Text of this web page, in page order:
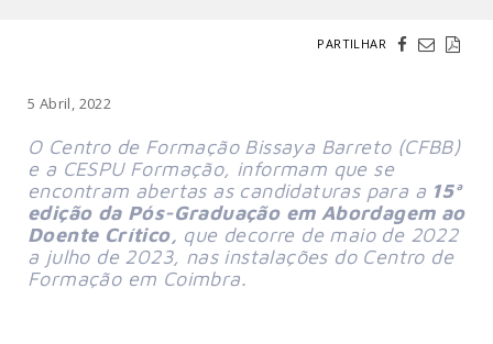
PARTILHAR
5 Abril, 2022
O Centro de Formação Bissaya Barreto (CFBB)
e a CESPU Formação, informam que se
encontram abertas as candidaturas para a 15ª
edição da Pós-Graduação em Abordagem ao
Doente Crítico, que decorre de maio de 2022
a julho de 2023, nas instalações do Centro de
Formação em Coimbra.